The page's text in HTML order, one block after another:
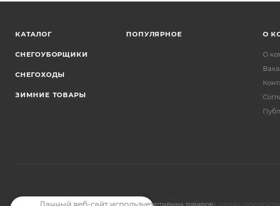
КАТАЛОГ
СНЕГОУБОРЩИКИ
СНЕГОХОДЫ
ЗИМНИЕ ТОВАРЫ
ПОПУЛЯРНОЕ О
О
2026 © Магазин мото-велотехники и спортивных товаров